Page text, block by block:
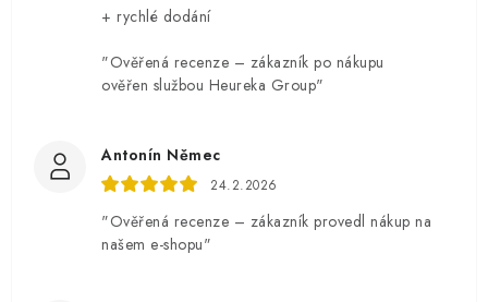
+ rychlé dodání
"Ověřená recenze – zákazník po nákupu
ověřen službou Heureka Group"
Antonín Němec
24.2.2026
"Ověřená recenze – zákazník provedl nákup na
našem e-shopu"